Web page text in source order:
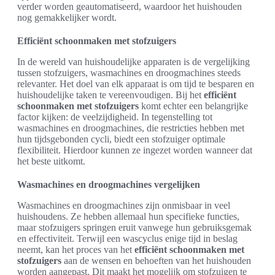
verder worden geautomatiseerd, waardoor het huishouden
nog gemakkelijker wordt.
Efficiënt schoonmaken met stofzuigers
In de wereld van huishoudelijke apparaten is de vergelijking
tussen stofzuigers, wasmachines en droogmachines steeds
relevanter. Het doel van elk apparaat is om tijd te besparen en
huishoudelijke taken te vereenvoudigen. Bij het efficiënt
schoonmaken met stofzuigers komt echter een belangrijke
factor kijken: de veelzijdigheid. In tegenstelling tot
wasmachines en droogmachines, die restricties hebben met
hun tijdsgebonden cycli, biedt een stofzuiger optimale
flexibiliteit. Hierdoor kunnen ze ingezet worden wanneer dat
het beste uitkomt.
Wasmachines en droogmachines vergelijken
Wasmachines en droogmachines zijn onmisbaar in veel
huishoudens. Ze hebben allemaal hun specifieke functies,
maar stofzuigers springen eruit vanwege hun gebruiksgemak
en effectiviteit. Terwijl een wascyclus enige tijd in beslag
neemt, kan het proces van het efficiënt schoonmaken met
stofzuigers aan de wensen en behoeften van het huishouden
worden aangepast. Dit maakt het mogelijk om stofzuigen te